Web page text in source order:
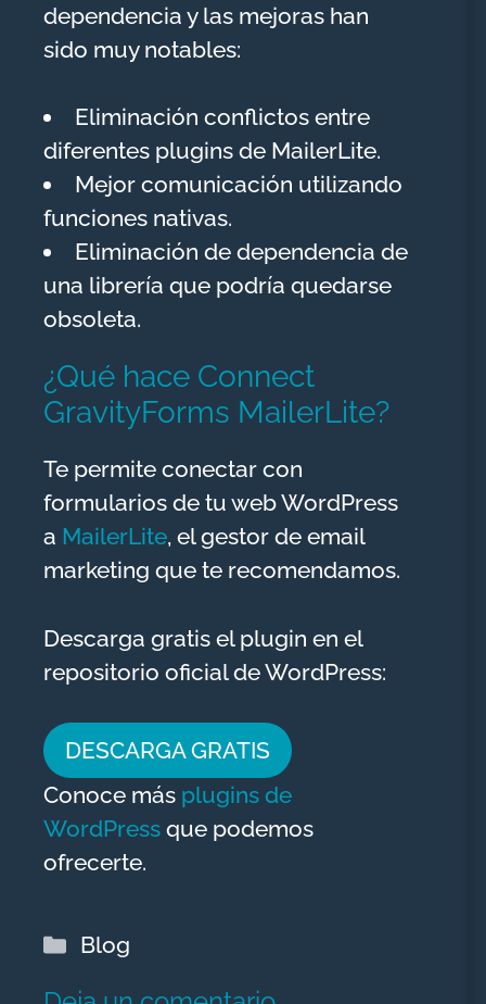
dependencia y las mejoras han
sido muy notables:
Eliminación conflictos entre
diferentes plugins de MailerLite.
Mejor comunicación utilizando
funciones nativas.
Eliminación de dependencia de
una librería que podría quedarse
obsoleta.
¿Qué hace Connect
GravityForms MailerLite?
Te permite conectar con
formularios de tu web WordPress
a MailerLite, el gestor de email
marketing que te recomendamos.
Descarga gratis el plugin en el
repositorio oficial de WordPress:
DESCARGA GRATIS
Conoce más plugins de
WordPress que podemos
ofrecerte.
Categorías
Blog